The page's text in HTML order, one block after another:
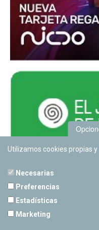
Utilizamos cookies propias
Necesarias
Preferencias
Estadísticas
Marketing